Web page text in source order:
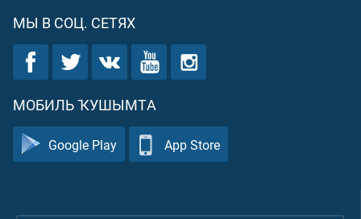
МЫ В СОЦ. СЕТЯХ
МОБИЛЬ ҠУШЫМТА
Google Play App Store